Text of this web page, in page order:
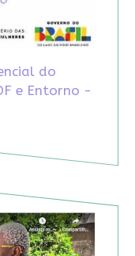
do
e Entorno -